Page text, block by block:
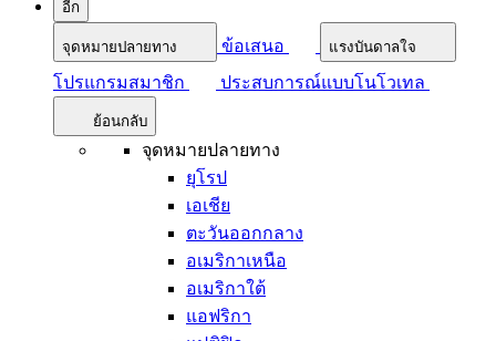
อีก
จุดหมายปลายทาง ข้อเสนอ แรงบันดาลใจ
โปรแกรมสมาชิก ประสบการณ์แบบโนโวเทล
ย้อนกลับ
จุดหมายปลายทาง
ยุโรป
เอเชีย
ตะวันออกกลาง
อเมริกาเหนือ
อเมริกาใต้
แอฟริกา